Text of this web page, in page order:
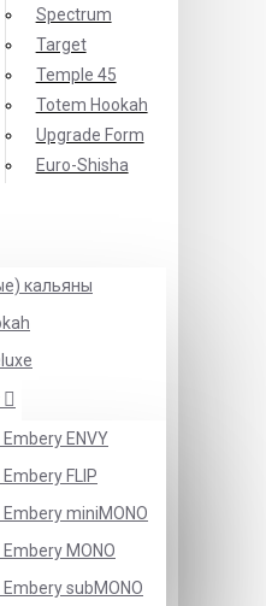
Spectrum
Target
Temple 45
Totem Hookah
Upgrade Form
Еuro-Shisha
кальяны
ENVY
FLIP
miniMONO
MONO
subMONO